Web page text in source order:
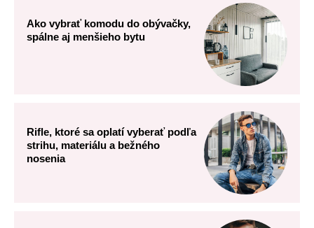
Ako vybrať komodu do obývačky,
spálne aj menšieho bytu
Rifle, ktoré sa oplatí vyberať podľa
strihu, materiálu a bežného
nosenia